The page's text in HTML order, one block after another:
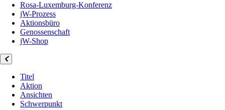
Rosa-Luxemburg-Konferenz
jW-Prozess
Aktionsbüro
Genossenschaft
jW-Shop
Titel
Aktion
Ansichten
Schwerpunkt